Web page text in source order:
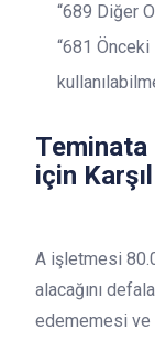
“689 Diğer
“681 Önceki
Teminata
için
A işletmesi
alacağını
edememesi ve